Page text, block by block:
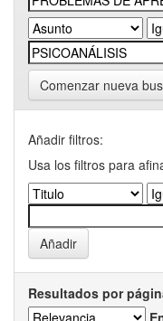
Comenzar nueva
Añadir filtros:
Usa los filtros para
Resultados por